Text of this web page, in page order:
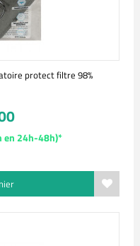
protect filtre 98%
en 24h-48h)*